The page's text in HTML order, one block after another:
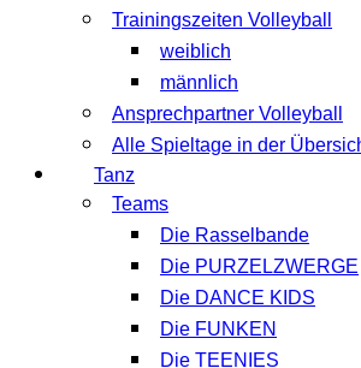
Trainingszeiten Volleyball
weiblich
männlich
Ansprechpartner Volleyball
Alle Spieltage in der
Tanz
Teams
Die Rasselbande
Die PURZELZWERGE
Die DANCE KIDS
Die FUNKEN
Die TEENIES